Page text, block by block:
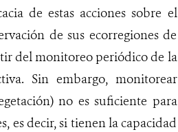
de estas acciones sobre el
de sus ecorregiones de
del monitoreo periódico de la
Sin embargo, monitorear
no es suficiente para
es decir, si tienen la capacidad